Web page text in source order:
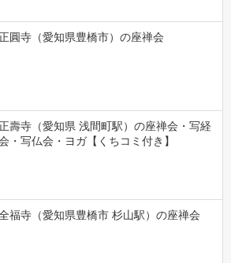
圓寺（愛知県豊橋市）の座禅会
壽寺（愛知県 浅間町駅）の座禅会・写経
・写仏会・ヨガ【くちコミ付き】
福寺（愛知県豊橋市 杉山駅）の座禅会